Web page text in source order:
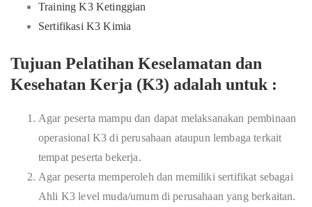
Training K3 Ketinggian
Sertifikasi K3 Kimia
Tujuan Pelatihan Keselamatan dan
Kesehatan Kerja (K3) adalah untuk :
Agar peserta mampu dan dapat melaksanakan pembinaan
operasional K3 di perusahaan ataupun lembaga terkait
tempat peserta bekerja.
Agar peserta memperoleh dan memiliki sertifikat sebagai
Ahli K3 level muda/umum di perusahaan yang berkaitan.